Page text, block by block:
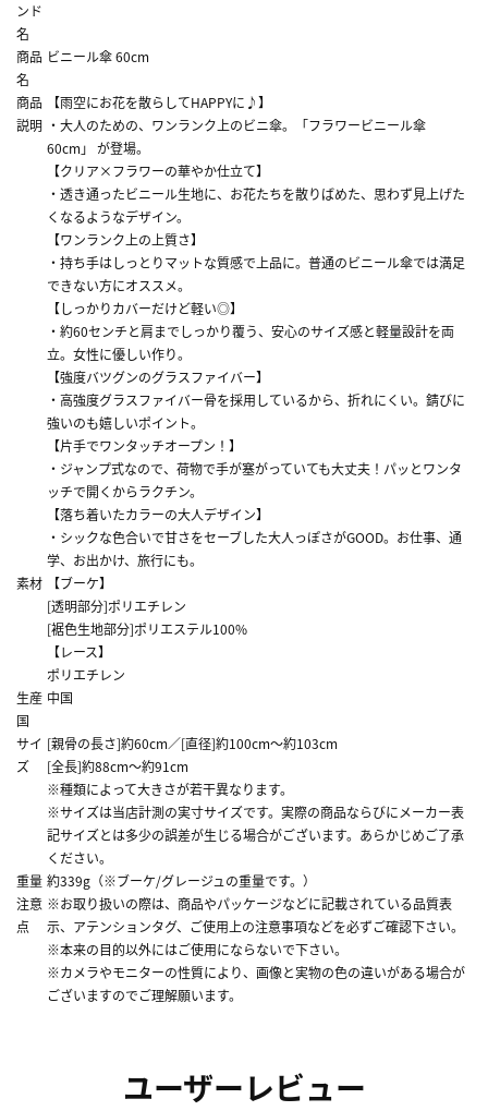
ンド
名
商品
名
ビニール傘 60cm
商品
説明
【雨空にお花を散らしてHAPPYに♪】
・大人のための、ワンランク上のビニ傘。「フラワービニール傘
60cm」 が登場。
【クリア×フラワーの華やか仕立て】
・透き通ったビニール生地に、お花たちを散りばめた、思わず見上げた
くなるようなデザイン。
【ワンランク上の上質さ】
・持ち手はしっとりマットな質感で上品に。普通のビニール傘では満足
できない方にオススメ。
【しっかりカバーだけど軽い◎】
・約60センチと肩までしっかり覆う、安心のサイズ感と軽量設計を両
立。女性に優しい作り。
【強度バツグンのグラスファイバー】
・高強度グラスファイバー骨を採用しているから、折れにくい。錆びに
強いのも嬉しいポイント。
【片手でワンタッチオープン！】
・ジャンプ式なので、荷物で手が塞がっていても大丈夫！パッとワンタ
ッチで開くからラクチン。
【落ち着いたカラーの大人デザイン】
・シックな色合いで甘さをセーブした大人っぽさがGOOD。お仕事、通
学、お出かけ、旅行にも。
素材
【ブーケ】
[透明部分]ポリエチレン
[裾色生地部分]ポリエステル100%
【レース】
ポリエチレン
生産
国
中国
サイ
ズ
[親骨の長さ]約60cm／[直径]約100cm～約103cm
[全長]約88cm～約91cm
※種類によって大きさが若干異なります。
※サイズは当店計測の実寸サイズです。実際の商品ならびにメーカー表
記サイズとは多少の誤差が生じる場合がございます。あらかじめご了承
ください。
重量 約339g（※ブーケ/グレージュの重量です。）
注意
点
※お取り扱いの際は、商品やパッケージなどに記載されている品質表
示、アテンションタグ、ご使用上の注意事項などを必ずご確認下さい。
※本来の目的以外にはご使用にならないで下さい。
※カメラやモニターの性質により、画像と実物の色の違いがある場合が
ございますのでご理解願います。
ユーザーレビュー